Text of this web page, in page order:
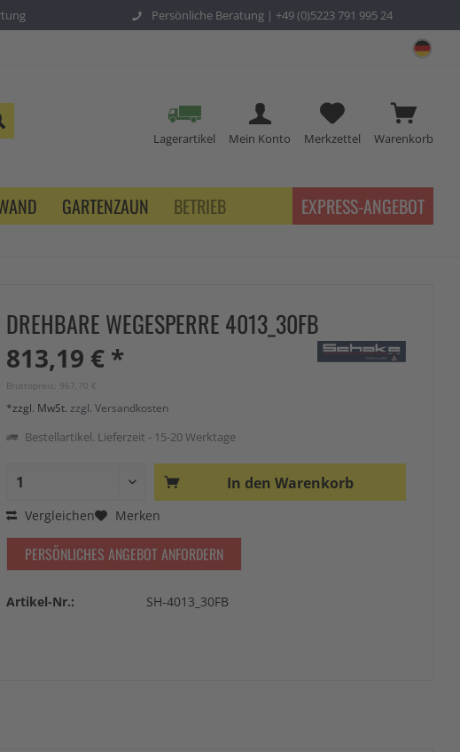
Persönliche Beratung | +49 (0)5223 791 995 24
Warenkorb
Merkzettel
Mein Konto
Lagerartikel
GARTENZAUN BETRIEB EXPRESS-ANGEBOT
DREHBARE WEGESPERRE 4013_30FB
813,19 € *
Bruttopreis: 967,70 €
*zzgl. MwSt. zzgl. Versandkosten
Bestellartikel. Lieferzeit - 15-20 Werktage
In den Warenkorb
Vergleichen Merken
PERSÖNLICHES ANGEBOT ANFORDERN
Artikel-Nr.: SH-4013_30FB